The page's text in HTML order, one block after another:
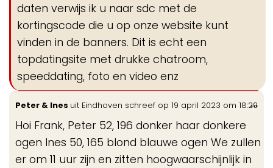
daten verwijs ik u naar sdc met de
kortingscode die u op onze website kunt
vinden in de banners. Dit is echt een
topdatingsite met drukke chatroom,
speeddating, foto en video enz
Peter & Ines uit Eindhoven schreef op 19 april 2023 om 18:29
Hoi Frank, Peter 52, 196 donker haar donkere
ogen Ines 50, 165 blond blauwe ogen We zullen
er om 11 uur zijn en zitten hoogwaarschijnlijk in
...